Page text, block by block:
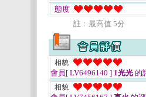
態度
註﹕最高值 5分
相貌
會員[ LV6496140 ] 1光光 的
相貌